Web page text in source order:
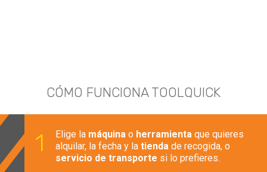
CÓMO FUNCIONA TOOLQUICK
Elige la máquina o herramienta que quieres
alquilar, la fecha y latienda de recogida, o
servicio de transporte si lo prefieres.